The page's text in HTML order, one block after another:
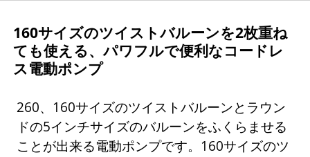
160サイズのツイストバルーンを2枚重ね
ても使える、パワフルで便利なコードレ
ス電動ポンプ
260、160サイズのツイストバルーンとラウン
ドの5インチサイズのバルーンをふくらませる
ことが出来る電動ポンプです。160サイズのツ